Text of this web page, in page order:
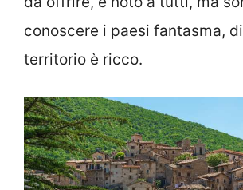
conoscere i paesi fantasma,
territorio è ricco.